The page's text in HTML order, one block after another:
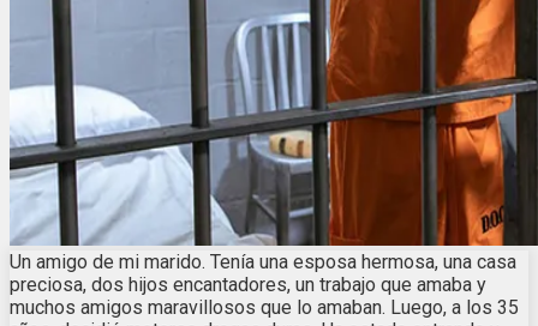
Un amigo de mi marido. Tenía una esposa hermosa, una casa
preciosa, dos hijos encantadores, un trabajo que amaba y
muchos amigos maravillosos que lo amaban. Luego, a los 35